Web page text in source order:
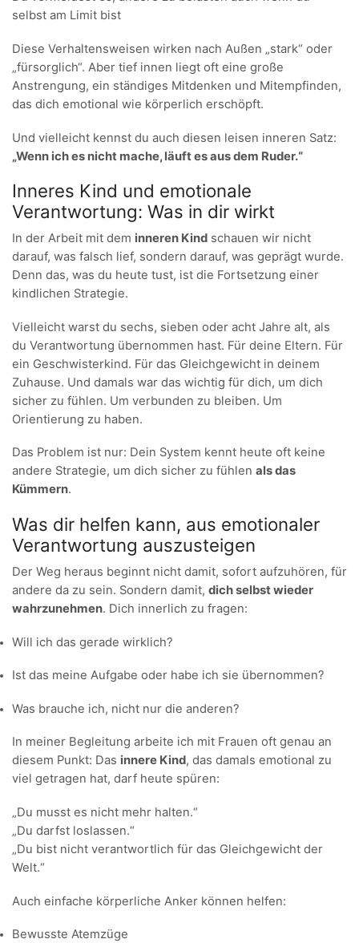
selbst am Limit bist
Diese Verhaltensweisen wirken nach Außen „stark“ oder
„fürsorglich“. Aber tief innen liegt oft eine große
Anstrengung, ein ständiges Mitdenken und Mitempfinden,
das dich emotional wie körperlich erschöpft.
Und vielleicht kennst du auch diesen leisen inneren Satz:
„Wenn ich es nicht mache, läuft es aus dem Ruder.“
Inneres Kind und emotionale
Verantwortung: Was in dir wirkt
In der Arbeit mit dem inneren Kind schauen wir nicht
darauf, was falsch lief, sondern darauf, was geprägt wurde.
Denn das, was du heute tust, ist die Fortsetzung einer
kindlichen Strategie.
Vielleicht warst du sechs, sieben oder acht Jahre alt, als
du Verantwortung übernommen hast. Für deine Eltern. Für
ein Geschwisterkind. Für das Gleichgewicht in deinem
Zuhause. Und damals war das wichtig für dich, um dich
sicher zu fühlen. Um verbunden zu bleiben. Um
Orientierung zu haben.
Das Problem ist nur: Dein System kennt heute oft keine
andere Strategie, um dich sicher zu fühlen als das
Kümmern.
Was dir helfen kann, aus emotionaler
Verantwortung auszusteigen
Der Weg heraus beginnt nicht damit, sofort aufzuhören, für
andere da zu sein. Sondern damit, dich selbst wieder
wahrzunehmen. Dich innerlich zu fragen:
Will ich das gerade wirklich?
Ist das meine Aufgabe oder habe ich sie übernommen?
Was brauche ich, nicht nur die anderen?
In meiner Begleitung arbeite ich mit Frauen oft genau an
diesem Punkt: Das innere Kind, das damals emotional zu
viel getragen hat, darf heute spüren:
„Du musst es nicht mehr halten.“
„Du darfst loslassen.“
„Du bist nicht verantwortlich für das Gleichgewicht der
Welt.“
Auch einfache körperliche Anker können helfen:
Bewusste Atemzüge